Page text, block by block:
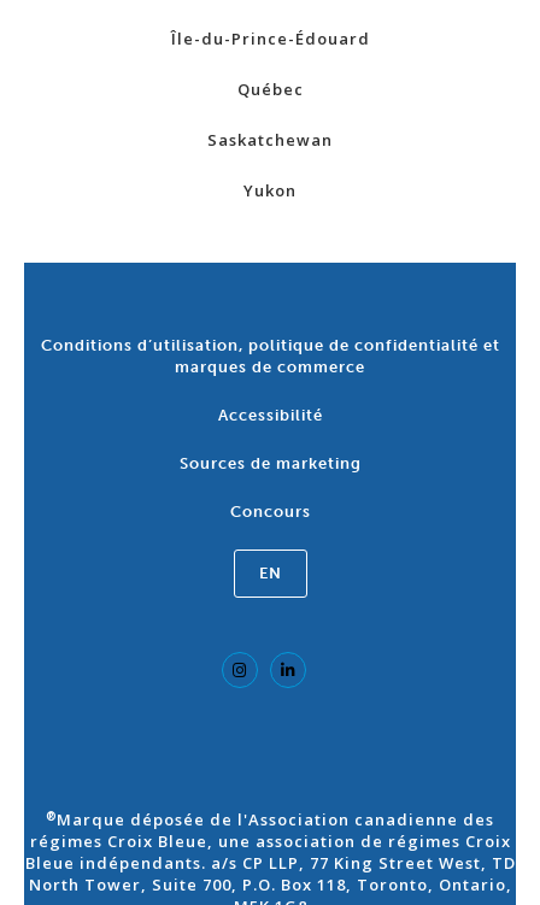
Île-du-Prince-Édouard
Québec
Saskatchewan
Yukon
Conditions d’utilisation, politique de confidentialité et
marques de commerce
Accessibilité
Sources de marketing
Concours
EN
®Marque déposée de l'Association canadienne des
régimes Croix Bleue, une association de régimes Croix
Bleue indépendants. a/s CP LLP, 77 King Street West, TD
North Tower, Suite 700, P.O. Box 118, Toronto, Ontario,